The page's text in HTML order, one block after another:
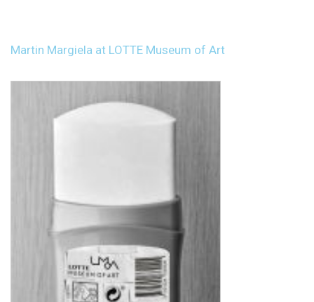
Martin Margiela at LOTTE Museum of Art